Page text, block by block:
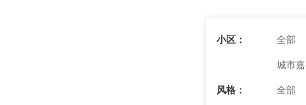
小区：
全部
城市
风格：
全部